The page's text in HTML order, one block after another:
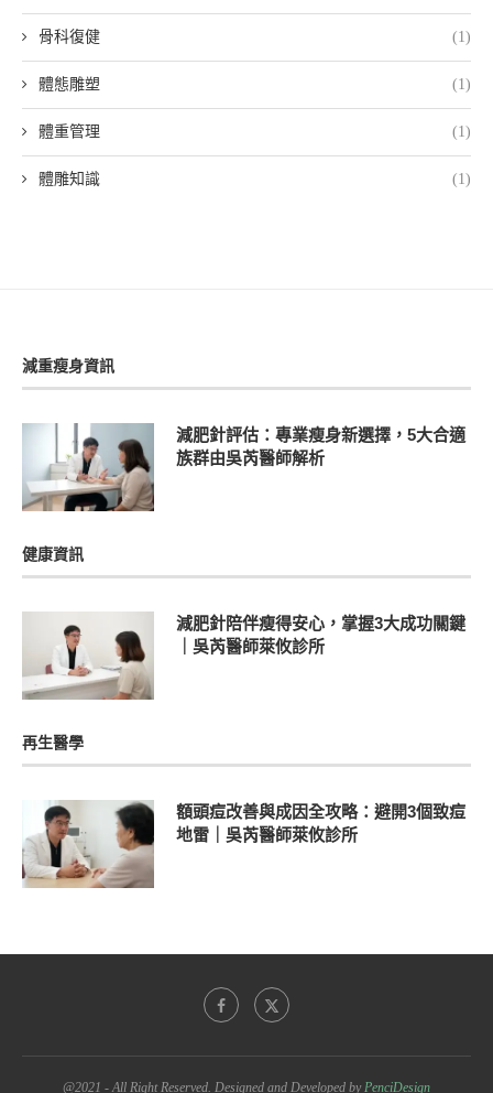
骨科復健 (1)
體態雕塑 (1)
體重管理 (1)
體雕知識 (1)
減重瘦身資訊
減肥針評估：專業瘦身新選擇，5大合適
族群由吳芮醫師解析
健康資訊
減肥針陪伴瘦得安心，掌握3大成功關鍵
｜吳芮醫師萊攸診所
再生醫學
額頭痘改善與成因全攻略：避開3個致痘
地雷｜吳芮醫師萊攸診所
@2021 - All Right Reserved. Designed and Developed byPenciDesign